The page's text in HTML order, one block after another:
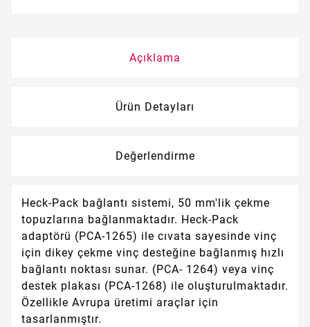
Açıklama
Ürün Detayları
Değerlendirme
Heck-Pack bağlantı sistemi, 50 mm'lik çekme
topuzlarına bağlanmaktadır. Heck-Pack
adaptörü (PCA-1265) ile cıvata sayesinde vinç
için dikey çekme vinç desteğine bağlanmış hızlı
bağlantı noktası sunar. (PCA- 1264) veya vinç
destek plakası (PCA-1268) ile oluşturulmaktadır.
Özellikle Avrupa üretimi araçlar için
tasarlanmıştır.